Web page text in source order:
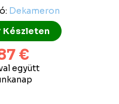
Dekameron
Készleten
€
együtt